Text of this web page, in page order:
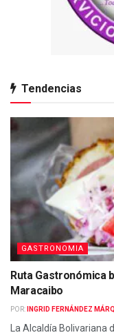
Tendencias
GASTRONOMIA
Ruta Gastronómica
Maracaibo
POR: INGRID FERNÁNDEZ
La Alcaldía Bolivariana